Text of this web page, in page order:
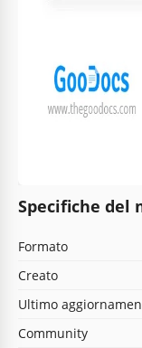
Specifiche del
Formato
Creato
Ultimo
Community